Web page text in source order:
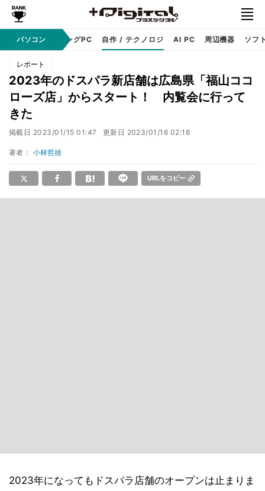
パソコン
PC本体 ゲーミングPC 自作 / テクノロジ AI PC 周辺機器 ソフ
レポート
2023年のドスパラ新店舗は広島県「福山ココ
ローズ店」からスタート！ 内覧会に行って
きた
掲載日 2023/01/15 01:47 更新日 2023/01/16 02:16
著者： 小林哲雄
URLをコピー
2023年になってもドスパラ店舗のオープンは止まりま